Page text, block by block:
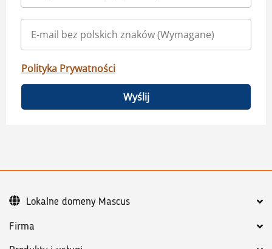
Polityka Prywatności
Wyślij
Firma
Lokalne domeny Mascus